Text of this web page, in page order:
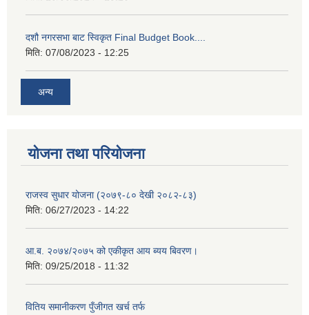
दशौ नगरसभा बाट स्विकृत Final Budget Book....
मिति: 07/08/2023 - 12:25
अन्य
योजना तथा परियोजना
राजस्व सुधार योजना (२०७९-८० देखी २०८२-८३)
मिति: 06/27/2023 - 14:22
आ.ब. २०७४/२०७५ को एकीकृत आय ब्यय बिवरण।
मिति: 09/25/2018 - 11:32
वितिय समानीकरण पुँजीगत खर्च तर्फ